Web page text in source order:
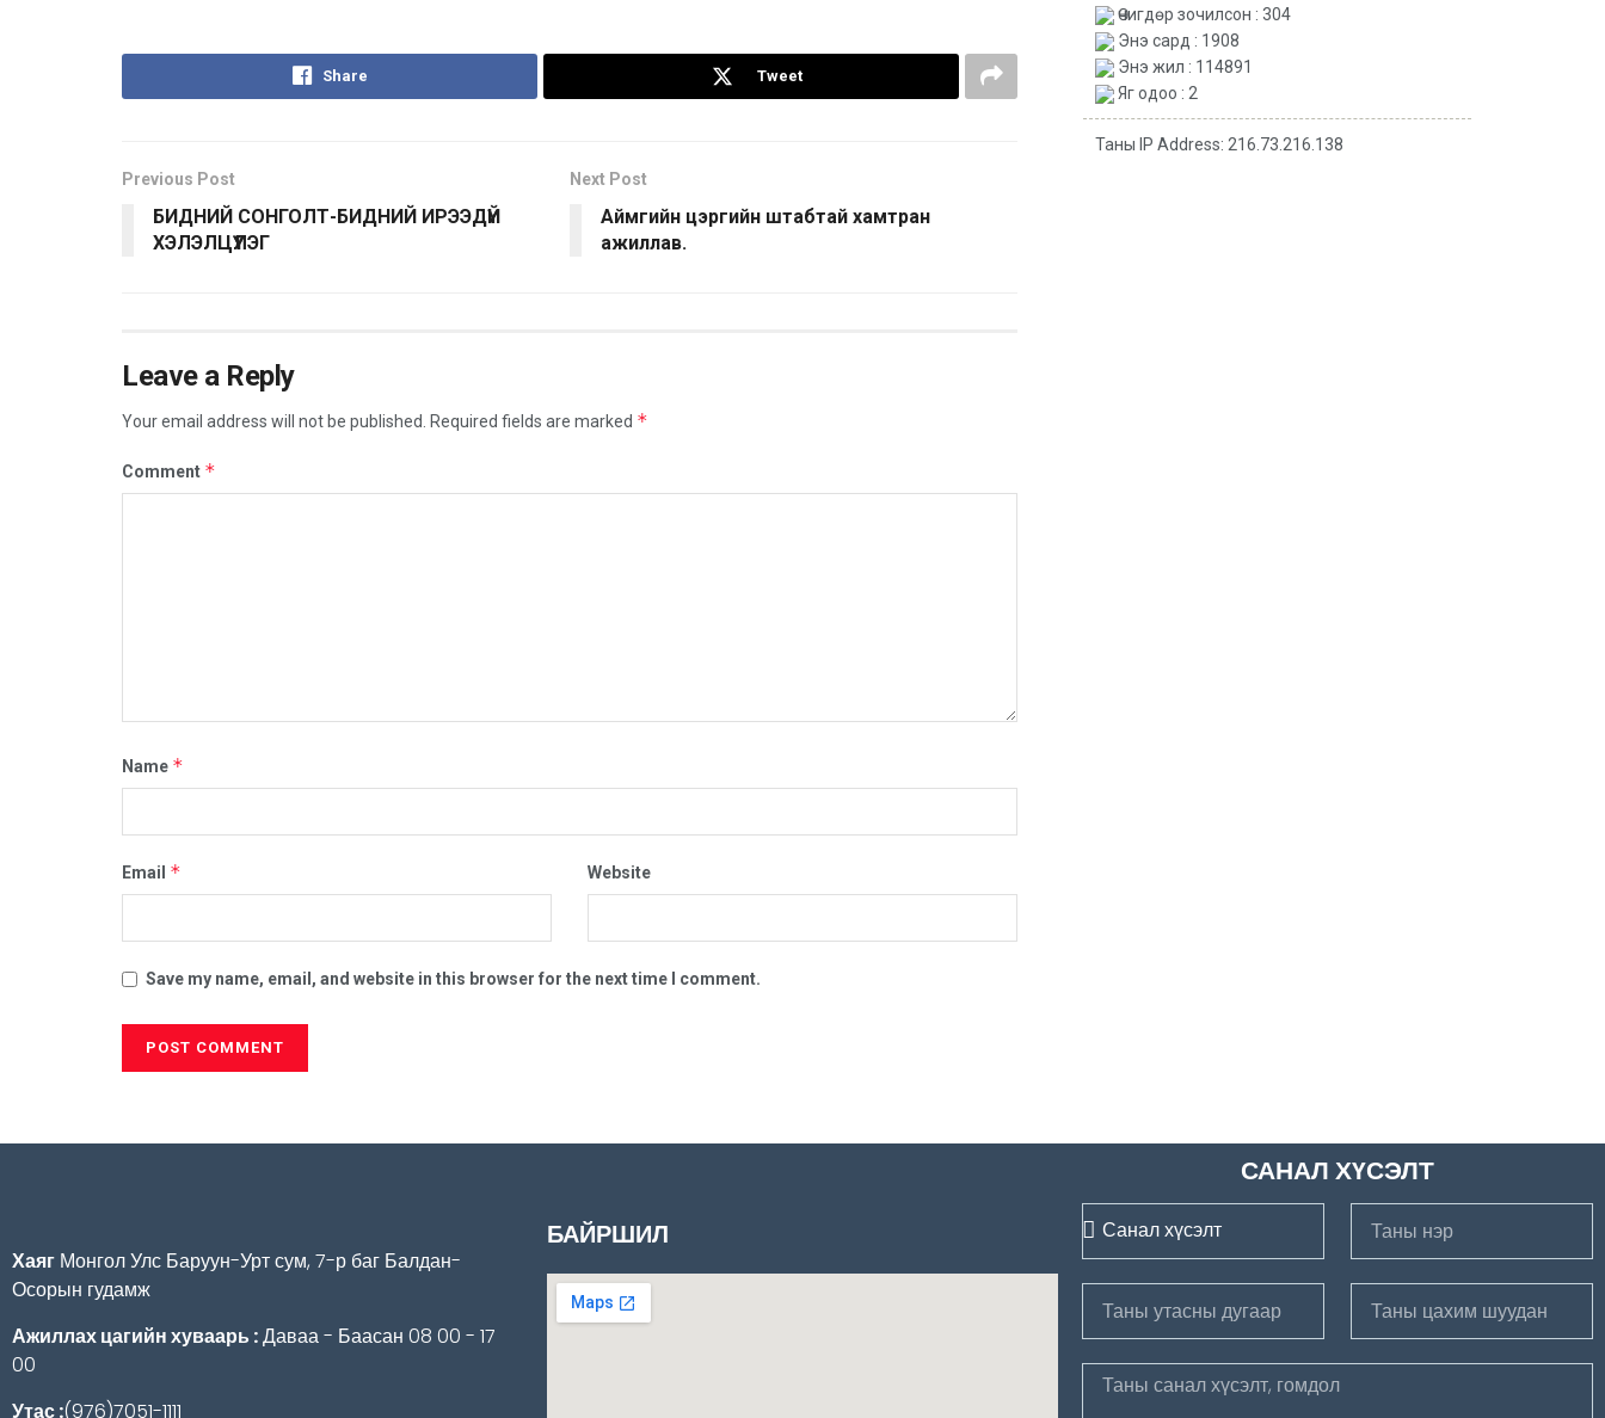
Share Tweet
Previous Post
БИДНИЙ СОНГОЛТ-БИДНИЙ ИРЭЭДҮЙ
ХЭЛЭЛЦҮҮЛЭГ
Next Post
Аймгийн цэргийн штабтай хамтран
ажиллав.
Leave a Reply
Your email address will not be published. Required fields are marked *
Comment *
Name *
Email * Website
Save my name, email, and website in this browser for the next time I comment.
Өчигдөр зочилсон : 304
Энэ сард : 1908
Энэ жил : 114891
Яг одоо : 2
Таны IP Address: 216.73.216.138
Хаяг Монгол Улс Баруун-Урт сум, 7-р баг Балдан-
Осорын гудамж
Ажиллах цагийн хуваарь :Даваа - Баасан 08 00 - 17
00
Утас :(976)7051-1111
БАЙРШИЛ
САНАЛ ХҮСЭЛТ